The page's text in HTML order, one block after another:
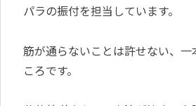
パラの振付を担当しています。
筋が通らないことは許せない、
ころです。